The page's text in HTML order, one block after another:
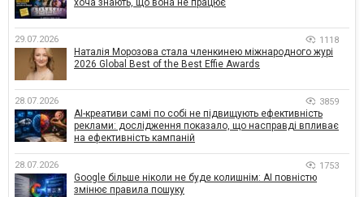
хоча знають, що вона не працює
29.07.2026 1118
Наталія Морозова стала членкинею міжнародного журі
2026 Global Best of the Best Effie Awards
28.07.2026 3859
AI-креативи самі по собі не підвищують ефективність
реклами: дослідження показало, що насправді впливає
на ефективність кампаній
28.07.2026 1753
Google більше ніколи не буде колишнім: AI повністю
змінює правила пошуку